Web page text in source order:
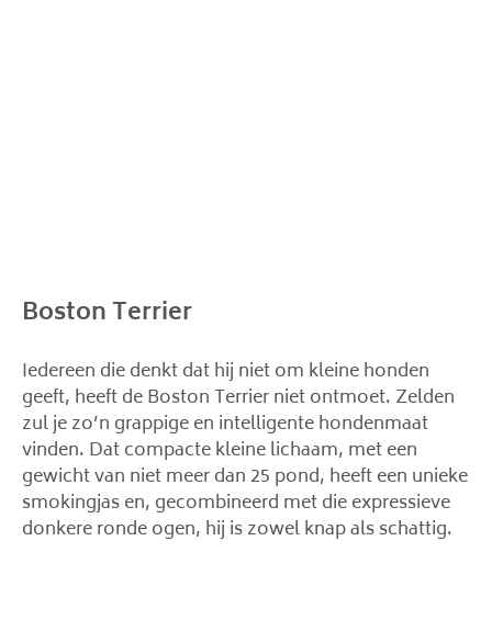
Boston Terrier
Iedereen die denkt dat hij niet om kleine honden
geeft, heeft de Boston Terrier niet ontmoet. Zelden
zul je zo’n grappige en intelligente hondenmaat
vinden. Dat compacte kleine lichaam, met een
gewicht van niet meer dan 25 pond, heeft een unieke
smokingjas en, gecombineerd met die expressieve
donkere ronde ogen, hij is zowel knap als schattig.